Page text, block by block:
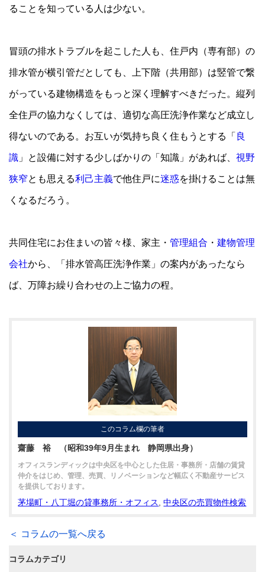
ることを知っている人は少ない。
冒頭の排水トラブルを起こした人も、住戸内（専有部）の
排水管が横引管だとしても、上下階（共用部）は竪管で繋
がっている建物構造をもっと深く理解すべきだった。縦列
全住戸の協力なくしては、適切な高圧洗浄作業など成立し
得ないのである。お互いが気持ち良く住もうとする「 良
識 」と設備に対する少しばかりの「知識」があれば、視野
狭窄とも思える利己主義で他住戸に迷惑を掛けることは無
くなるだろう。
共同住宅にお住まいの皆々様、家主・管理組合 ・建物管理
会社から、「排水管高圧洗浄作業」の案内があったなら
ば、万障お繰り合わせの上ご協力の程。
このコラム欄の筆者
齋藤 裕 （昭和39年9月生まれ 静岡県出身）
オフィスランディックは中央区を中心とした住居・事務所・店舗の賃貸
仲介をはじめ、管理、売買、リノベーションなど幅広く不動産サービス
を提供しております。
茅場町・八丁堀の貸事務所・オフィス ,中央区の売買物件検索
＜ コラムの一覧へ戻る
コラムカテゴリ